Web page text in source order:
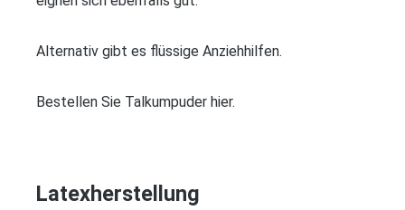
Alternativ gibt es flüssige Anziehhilfen.
Bestellen Sie Talkumpuder hier.
Latexherstellung